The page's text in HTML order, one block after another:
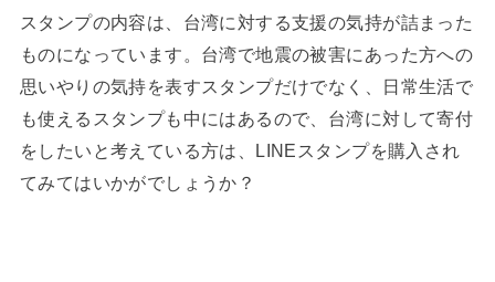
スタンプの内容は、台湾に対する支援の気持が詰まった
ものになっています。台湾で地震の被害にあった方への
思いやりの気持を表すスタンプだけでなく、日常生活で
も使えるスタンプも中にはあるので、台湾に対して寄付
をしたいと考えている方は、LINEスタンプを購入され
てみてはいかがでしょうか？